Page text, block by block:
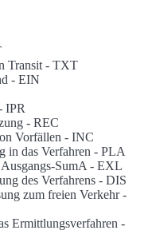
Transit - TXT
- EIN
IPR
- REC
Vorfällen - INC
in das Verfahren - PLA
SumA - EXL
des Verfahrens - DIS
zum freien Verkehr -
Ermittlungsverfahren -